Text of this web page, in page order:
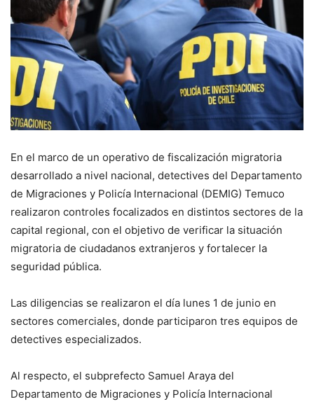
En el marco de un operativo de fiscalización migratoria
desarrollado a nivel nacional, detectives del Departamento
de Migraciones y Policía Internacional (DEMIG) Temuco
realizaron controles focalizados en distintos sectores de la
capital regional, con el objetivo de verificar la situación
migratoria de ciudadanos extranjeros y fortalecer la
seguridad pública.
Las diligencias se realizaron el día lunes 1 de junio en
sectores comerciales, donde participaron tres equipos de
detectives especializados.
Al respecto, el subprefecto Samuel Araya del
Departamento de Migraciones y Policía Internacional